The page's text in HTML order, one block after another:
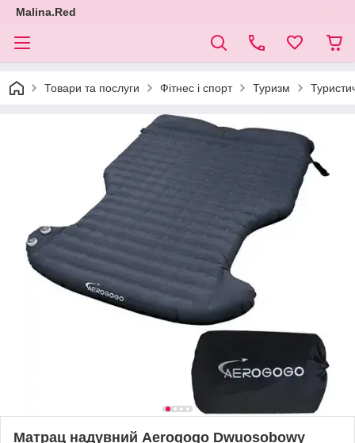
Malina.Red
Товари та послуги Фітнес і спорт Туризм
Матрац надувний Aerogogo Dwuosobowy